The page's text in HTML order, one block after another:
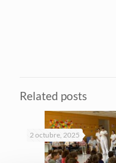
Related posts
2 octubre, 2025